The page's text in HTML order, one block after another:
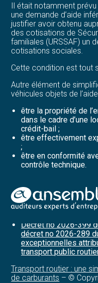
Aller
au
Il était notamment
une demande d’aide
justifier avoir obtenu
des cotisations de
familiales (URSSAF) un
cotisations sociales.
Cette condition est tout
Autre élément de
véhicules objets de
être la propriété de
dans le cadre d’une
crédit-bail ;
être effectivement
;
être en conformité
contrôle technique.
date de la demande
Sources :
Décret no 2026-399
décret no 2026-289
exceptionnelles
transport public
Transport routier : une
de carburants – ©